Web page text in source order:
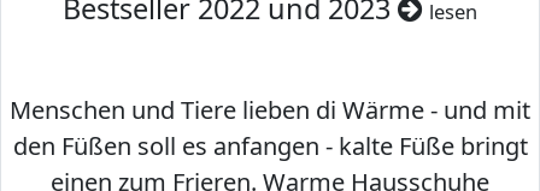
Bestseller 2022 und 2023 lesen
Menschen und Tiere lieben di Wärme - und mit
den Füßen soll es anfangen - kalte Füße bringt
einen zum Frieren. Warme Hausschuhe